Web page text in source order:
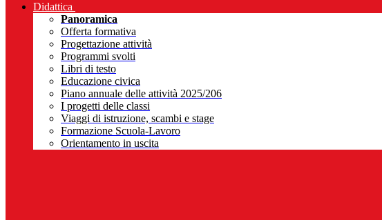
Didattica
Panoramica
Offerta formativa
Progettazione attività
Programmi svolti
Libri di testo
Educazione civica
Piano annuale delle attività 2025/206
I progetti delle classi
Viaggi di istruzione, scambi e stage
Formazione Scuola-Lavoro
Orientamento in uscita